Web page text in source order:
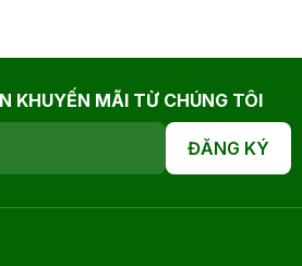
KHUYẾN MÃI TỪ CHÚNG TÔI
ĐĂNG KÝ